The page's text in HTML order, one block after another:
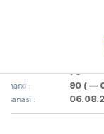
79
: ( — 0.0
: